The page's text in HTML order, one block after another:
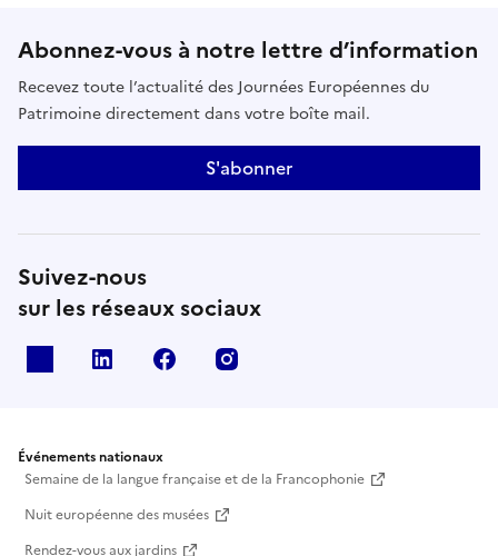
Abonnez-vous à notre lettre d’information
Recevez toute l’actualité des Journées Européennes du
Patrimoine directement dans votre boîte mail.
S'abonner
Suivez-nous
sur les réseaux sociaux
Linkedin Facebook
Événements nationaux
Semaine de la langue française et de la Francophonie
Nuit européenne des musées
Rendez-vous aux jardins